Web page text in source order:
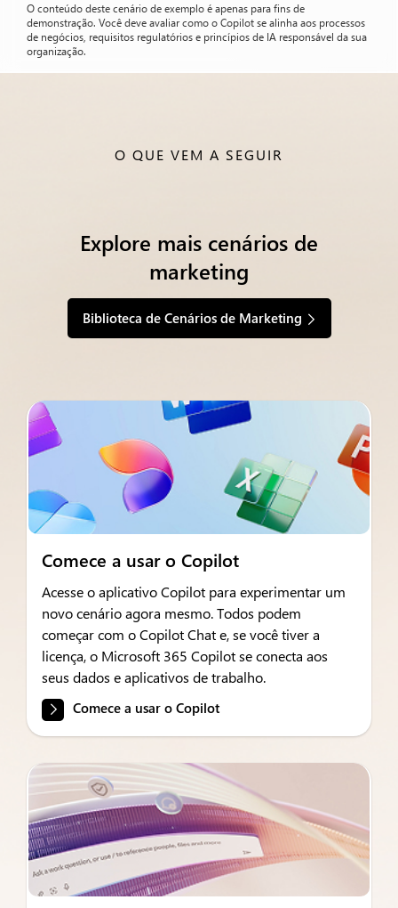
O conteúdo deste cenário de exemplo é apenas para fins de
demonstração. Você deve avaliar como o Copilot se alinha aos processos
de negócios, requisitos regulatórios e princípios de IA responsável da sua
organização.
O QUE VEM A SEGUIR
Explore mais cenários de
marketing
Biblioteca de Cenários de Marketing
Comece a usar o Copilot
Acesse o aplicativo Copilot para experimentar um
novo cenário agora mesmo. Todos podem
começar com o Copilot Chat e, se você tiver a
licença, o Microsoft 365 Copilot se conecta aos
seus dados e aplicativos de trabalho.
Comece a usar o Copilot